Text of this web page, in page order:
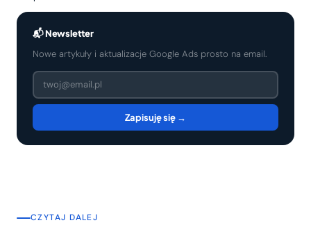
📬 Newsletter
Nowe artykuły i aktualizacje Google Ads prosto na email.
Zapisuję się →
CZYTAJ DALEJ